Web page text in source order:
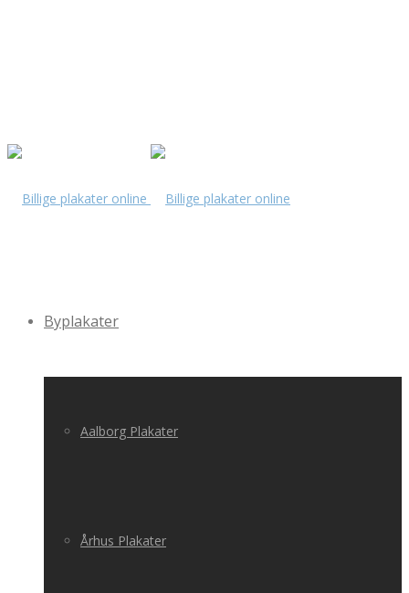
Byplakater
Aalborg Plakater
Århus Plakater